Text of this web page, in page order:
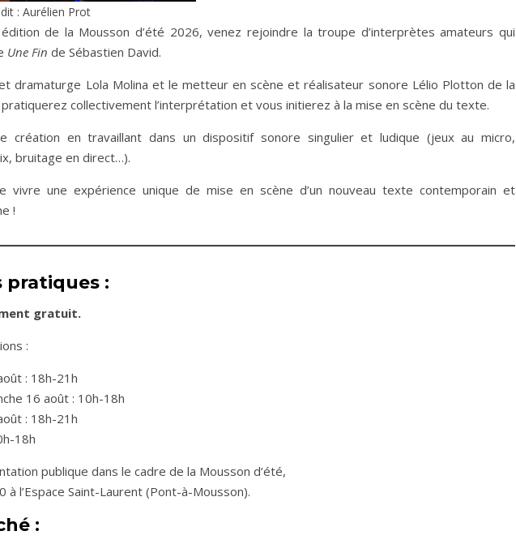
: Aurélien Prot
de la Mousson d’été 2026, venez rejoindre la troupe d’interprètes amateurs qui
Une Fin de Sébastien David.
dramaturge Lola Molina et le metteur en scène et réalisateur sonore Lélio Plotton de la
collectivement l’interprétation et vous initierez à la mise en scène du texte.
création en travaillant dans un dispositif sonore singulier et ludique (jeux au micro,
bruitage en direct…).
vivre une expérience unique de mise en scène d’un nouveau texte contemporain et
!
:
gratuit.
:
: 18h-21h
16 août : 10h-18h
: 18h-21h
18h
publique dans le cadre de la Mousson d’été,
l’Espace Saint-Laurent (Pont-à-Mousson).
: